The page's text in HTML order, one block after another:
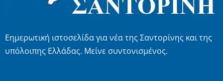
Εημερωτική ιστοσελίδα για νέα της Σαντορίνης και της
υπόλοιπης Ελλάδας. Μείνε συντονισμένος.